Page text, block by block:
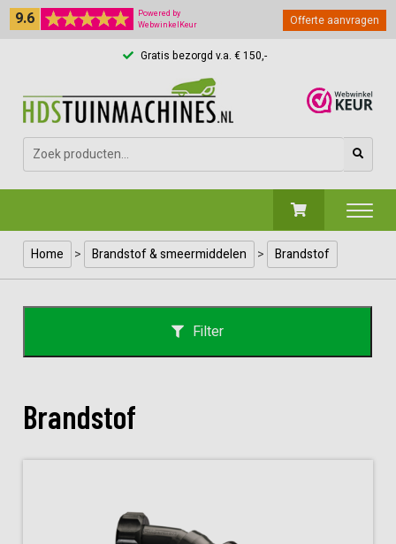
Gratis bezorgd v.a. € 150,-
9.6
Powered by
WebwinkelKeur
Offerte aanvragen
Zoeken
naar:
Home > Brandstof & smeermiddelen > Brandstof
Filter
Brandstof